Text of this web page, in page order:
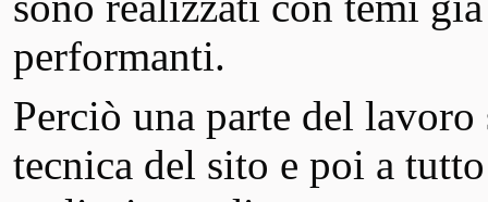
performanti.
Perciò una parte del
tecnica del sito e poi a